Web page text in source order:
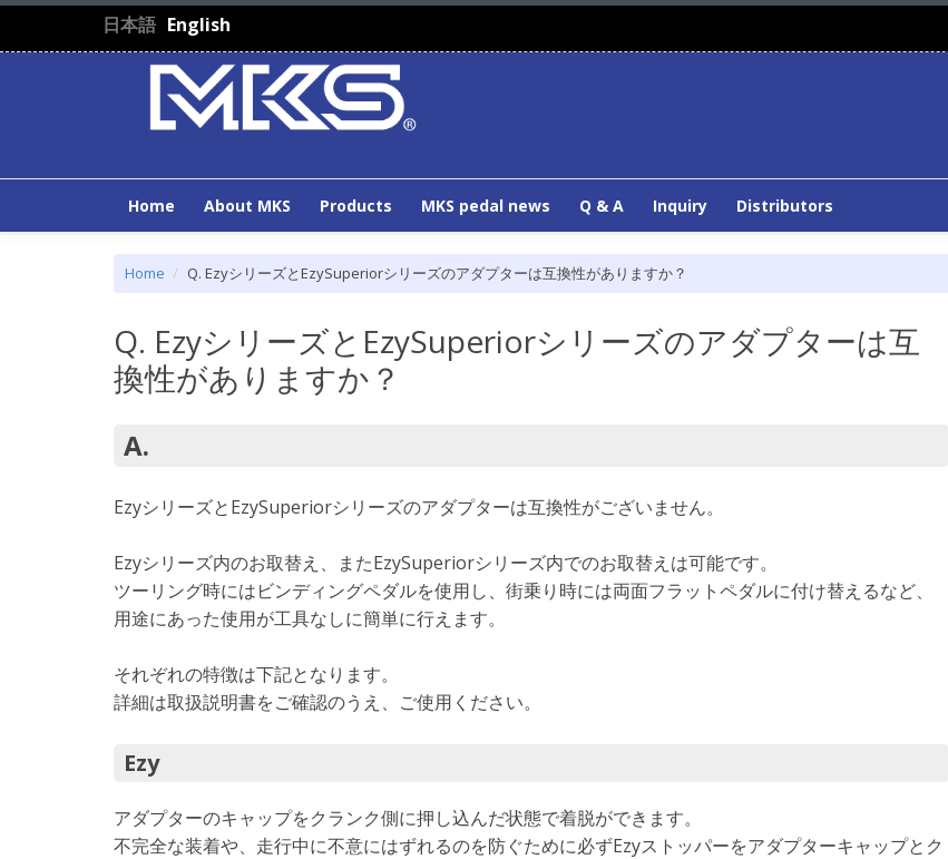
Skip to main content
日本語 English
Home About MKS Products MKS pedal news Q & A Inquiry Distributors
Home Q. EzyシリーズとEzySuperiorシリーズのアダプターは互換性がありますか？
Q. EzyシリーズとEzySuperiorシリーズのアダプターは互
換性がありますか？
A.
EzyシリーズとEzySuperiorシリーズのアダプターは互換性がございません。
Ezyシリーズ内のお取替え、またEzySuperiorシリーズ内でのお取替えは可能です。
ツーリング時にはビンディングペダルを使用し、街乗り時には両面フラットペダルに付け替えるなど、
用途にあった使用が工具なしに簡単に行えます。
それぞれの特徴は下記となります。
詳細は取扱説明書をご確認のうえ、ご使用ください。
Ezy
アダプターのキャップをクランク側に押し込んだ状態で着脱ができます。
不完全な装着や、走行中に不意にはずれるのを防ぐために必ずEzyストッパーをアダプターキャップとク